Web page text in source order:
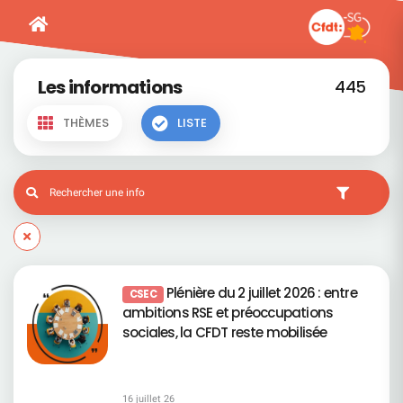
Les informations 445
THÈMES LISTE
CSEC Plénière du 2 juillet 2026 : entre
ambitions RSE et préoccupations
sociales, la CFDT reste mobilisée
16 juillet 26